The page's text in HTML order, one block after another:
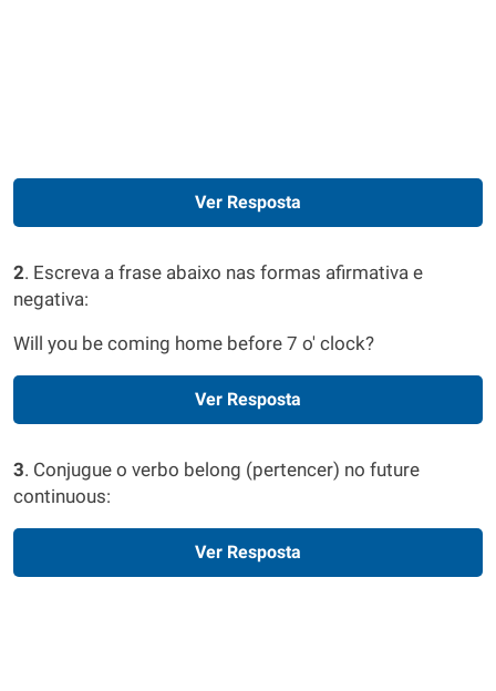
Ver Resposta
2. Escreva a frase abaixo nas formas afirmativa e
negativa:
Will you be coming home before 7 o' clock?
Ver Resposta
3. Conjugue o verbo belong (pertencer) no future
continuous:
Ver Resposta